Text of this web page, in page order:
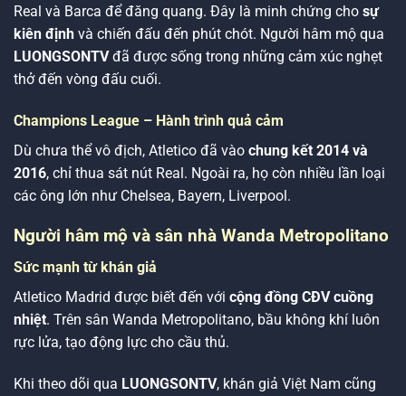
Real và Barca để đăng quang. Đây là minh chứng cho sự
kiên định và chiến đấu đến phút chót. Người hâm mộ qua
LUONGSONTVđã được sống trong những cảm xúc nghẹt
thở đến vòng đấu cuối.
Champions League – Hành trình quả cảm
Dù chưa thể vô địch, Atletico đã vào chung kết 2014 và
2016, chỉ thua sát nút Real. Ngoài ra, họ còn nhiều lần loại
các ông lớn như Chelsea, Bayern, Liverpool.
Người hâm mộ và sân nhà Wanda Metropolitano
Sức mạnh từ khán giả
Atletico Madrid được biết đến với cộng đồng CĐV cuồng
nhiệt. Trên sân Wanda Metropolitano, bầu không khí luôn
rực lửa, tạo động lực cho cầu thủ.
Khi theo dõi qua LUONGSONTV, khán giả Việt Nam cũng